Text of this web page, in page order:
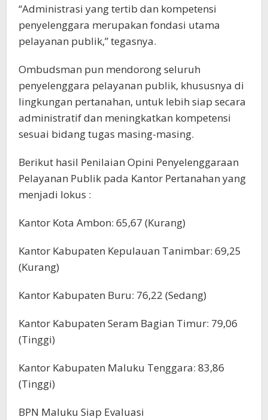
“Administrasi yang tertib dan kompetensi
penyelenggara merupakan fondasi utama
pelayanan publik,” tegasnya.
Ombudsman pun mendorong seluruh
penyelenggara pelayanan publik, khususnya di
lingkungan pertanahan, untuk lebih siap secara
administratif dan meningkatkan kompetensi
sesuai bidang tugas masing-masing.
Berikut hasil Penilaian Opini Penyelenggaraan
Pelayanan Publik pada Kantor Pertanahan yang
menjadi lokus :
Kantor Kota Ambon: 65,67 (Kurang)
Kantor Kabupaten Kepulauan Tanimbar: 69,25
(Kurang)
Kantor Kabupaten Buru: 76,22 (Sedang)
Kantor Kabupaten Seram Bagian Timur: 79,06
(Tinggi)
Kantor Kabupaten Maluku Tenggara: 83,86
(Tinggi)
BPN Maluku Siap Evaluasi